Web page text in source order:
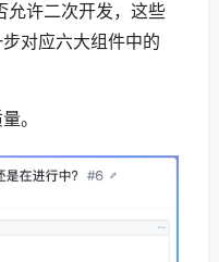
允许二次开发，这些
对应六大组件中的
。